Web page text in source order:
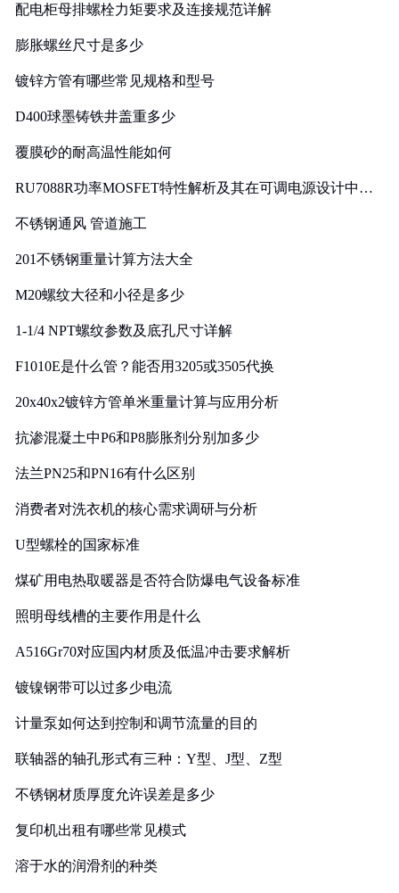
配电柜母排螺栓力矩要求及连接规范详解
膨胀螺丝尺寸是多少
镀锌方管有哪些常见规格和型号
D400球墨铸铁井盖重多少
覆膜砂的耐高温性能如何
RU7088R功率MOSFET特性解析及其在可调电源设计中的
不锈钢通风 管道施工
201不锈钢重量计算方法大全
M20螺纹大径和小径是多少
1-1/4 NPT螺纹参数及底孔尺寸详解
F1010E是什么管？能否用3205或3505代换
20x40x2镀锌方管单米重量计算与应用分析
抗渗混凝土中P6和P8膨胀剂分别加多少
法兰PN25和PN16有什么区别
消费者对洗衣机的核心需求调研与分析
U型螺栓的国家标准
煤矿用电热取暖器是否符合防爆电气设备标准
照明母线槽的主要作用是什么
A516Gr70对应国内材质及低温冲击要求解析
镀镍钢带可以过多少电流
计量泵如何达到控制和调节流量的目的
联轴器的轴孔形式有三种：Y型、J型、Z型
不锈钢材质厚度允许误差是多少
复印机出租有哪些常见模式
溶于水的润滑剂的种类